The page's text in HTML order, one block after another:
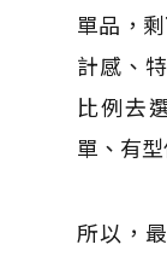
單品，
計感、
比例去
單、有
所以，